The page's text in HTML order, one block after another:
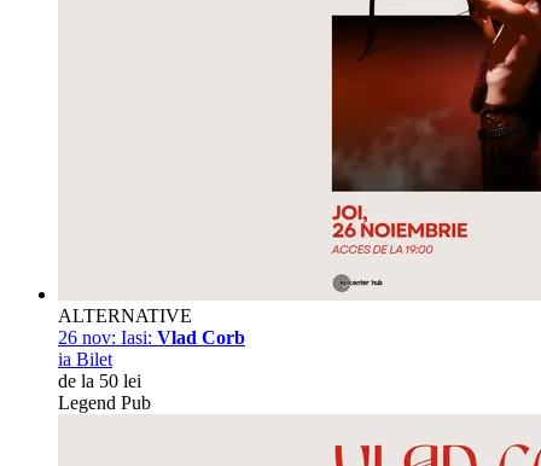
ALTERNATIVE
26 nov: Iasi: Vlad Corb
ia Bilet
de la 50 lei
Legend Pub